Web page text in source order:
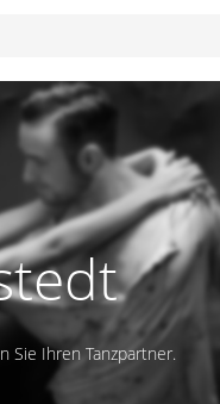
Sie Ihren Tanzpartner.